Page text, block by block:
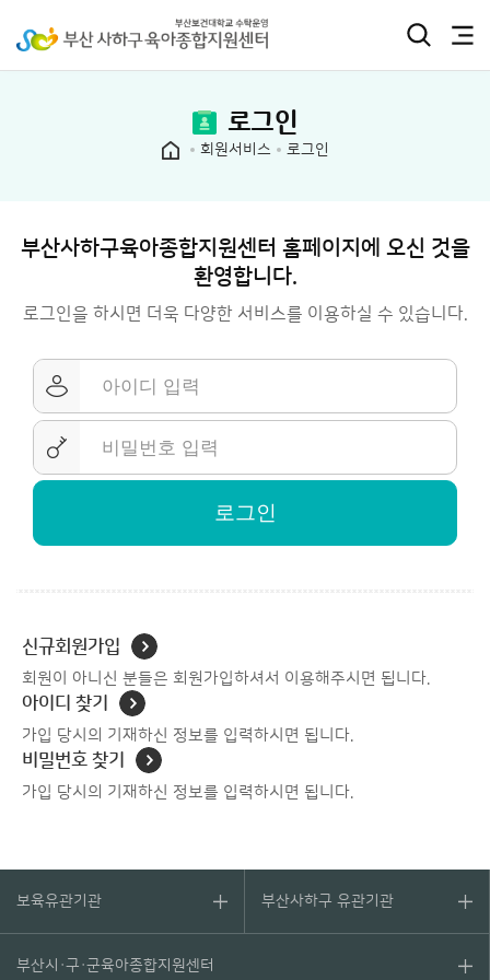
로그인
회원서비스 로그인
부산사하구육아종합지원센터 홈페이지에 오신 것을
환영합니다.
로그인을 하시면 더욱 다양한 서비스를 이용하실 수 있습니다.
신규회원가입
회원이 아니신 분들은 회원가입하셔서 이용해주시면 됩니다.
아이디 찾기
가입 당시의 기재하신 정보를 입력하시면 됩니다.
비밀번호 찾기
가입 당시의 기재하신 정보를 입력하시면 됩니다.
보육유관기관 부산사하구 유관기관
부산시·구·군육아종합지원센터